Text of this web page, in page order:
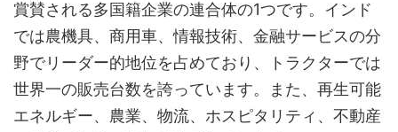
賞賛される多国籍企業の連合体の1つです。インド
では農機具、商用車、情報技術、金融サービスの分
野でリーダー的地位を占めており、トラクターでは
世界一の販売台数を誇っています。また、再生可能
エネルギー、農業、物流、ホスピタリティ、不動産